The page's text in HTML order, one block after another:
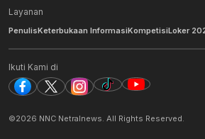
Layanan
PenulisKeterbukaan InformasiKompetisiLoker
Ikuti Kami di
©2026 NNC Netralnews. All Rights Reserved.